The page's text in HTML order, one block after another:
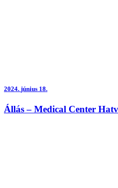
2024. június 18.
Állás – Medical Center